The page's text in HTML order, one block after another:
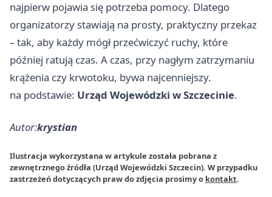
najpierw pojawia się potrzeba pomocy. Dlatego
organizatorzy stawiają na prosty, praktyczny przekaz
– tak, aby każdy mógł przećwiczyć ruchy, które
później ratują czas. A czas, przy nagłym zatrzymaniu
krążenia czy krwotoku, bywa najcenniejszy.
na podstawie: Urząd Wojewódzki w Szczecinie.
Autor:krystian
Ilustracja wykorzystana w artykule została pobrana z
zewnętrznego źródła (Urząd Wojewódzki Szczecin). W przypadku
zastrzeżeń dotyczących praw do zdjęcia prosimy o kontakt.